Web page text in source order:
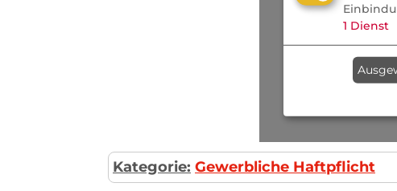
Kategorie: Gewerbliche Haftpflicht
1 Dienst